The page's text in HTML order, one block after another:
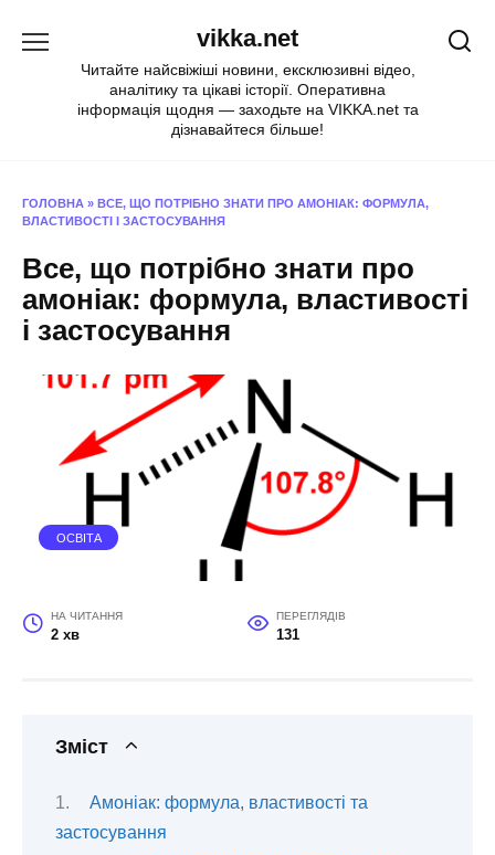
vikka.net
Читайте найсвіжіші новини, ексклюзивні відео,
аналітику та цікаві історії. Оперативна
інформація щодня — заходьте на VIKKA.net та
дізнавайтеся більше!
ГОЛОВНА » ВСЕ, ЩО ПОТРІБНО ЗНАТИ ПРО АМОНІАК: ФОРМУЛА,
ВЛАСТИВОСТІ І ЗАСТОСУВАННЯ
Все, що потрібно знати про
амоніак: формула, властивості
і застосування
ОСВІТА
НА ЧИТАННЯ
2 хв
ПЕРЕГЛЯДІВ
131
Зміст
Амоніак: формула, властивості та
застосування